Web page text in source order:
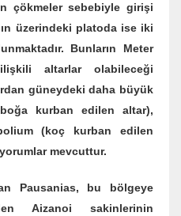
çökmeler sebebiyle girişi
üzerindeki platoda ise iki
Bunların Meter
altarlar olabileceği
güneydeki daha büyük
kurban edilen altar),
(koç kurban edilen
mevcuttur.
bu bölgeye
Aizanoi sakinlerinin